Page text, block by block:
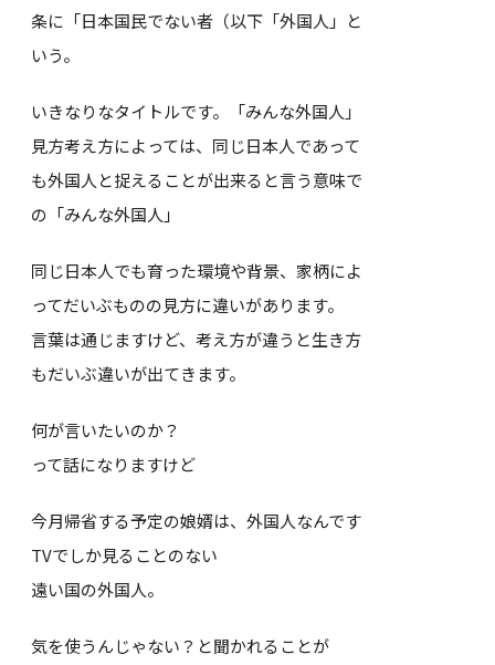
条に「日本国民でない者（以下「外国人」と
いう。
いきなりなタイトルです。「みんな外国人」
見方考え方によっては、同じ日本人であって
も外国人と捉えることが出来ると言う意味で
の「みんな外国人」
同じ日本人でも育った環境や背景、家柄によ
ってだいぶものの見方に違いがあります。
言葉は通じますけど、考え方が違うと生き方
もだいぶ違いが出てきます。
何が言いたいのか？
って話になりますけど
今月帰省する予定の娘婿は、外国人なんです
TVでしか見ることのない
遠い国の外国人。
気を使うんじゃない？と聞かれることが